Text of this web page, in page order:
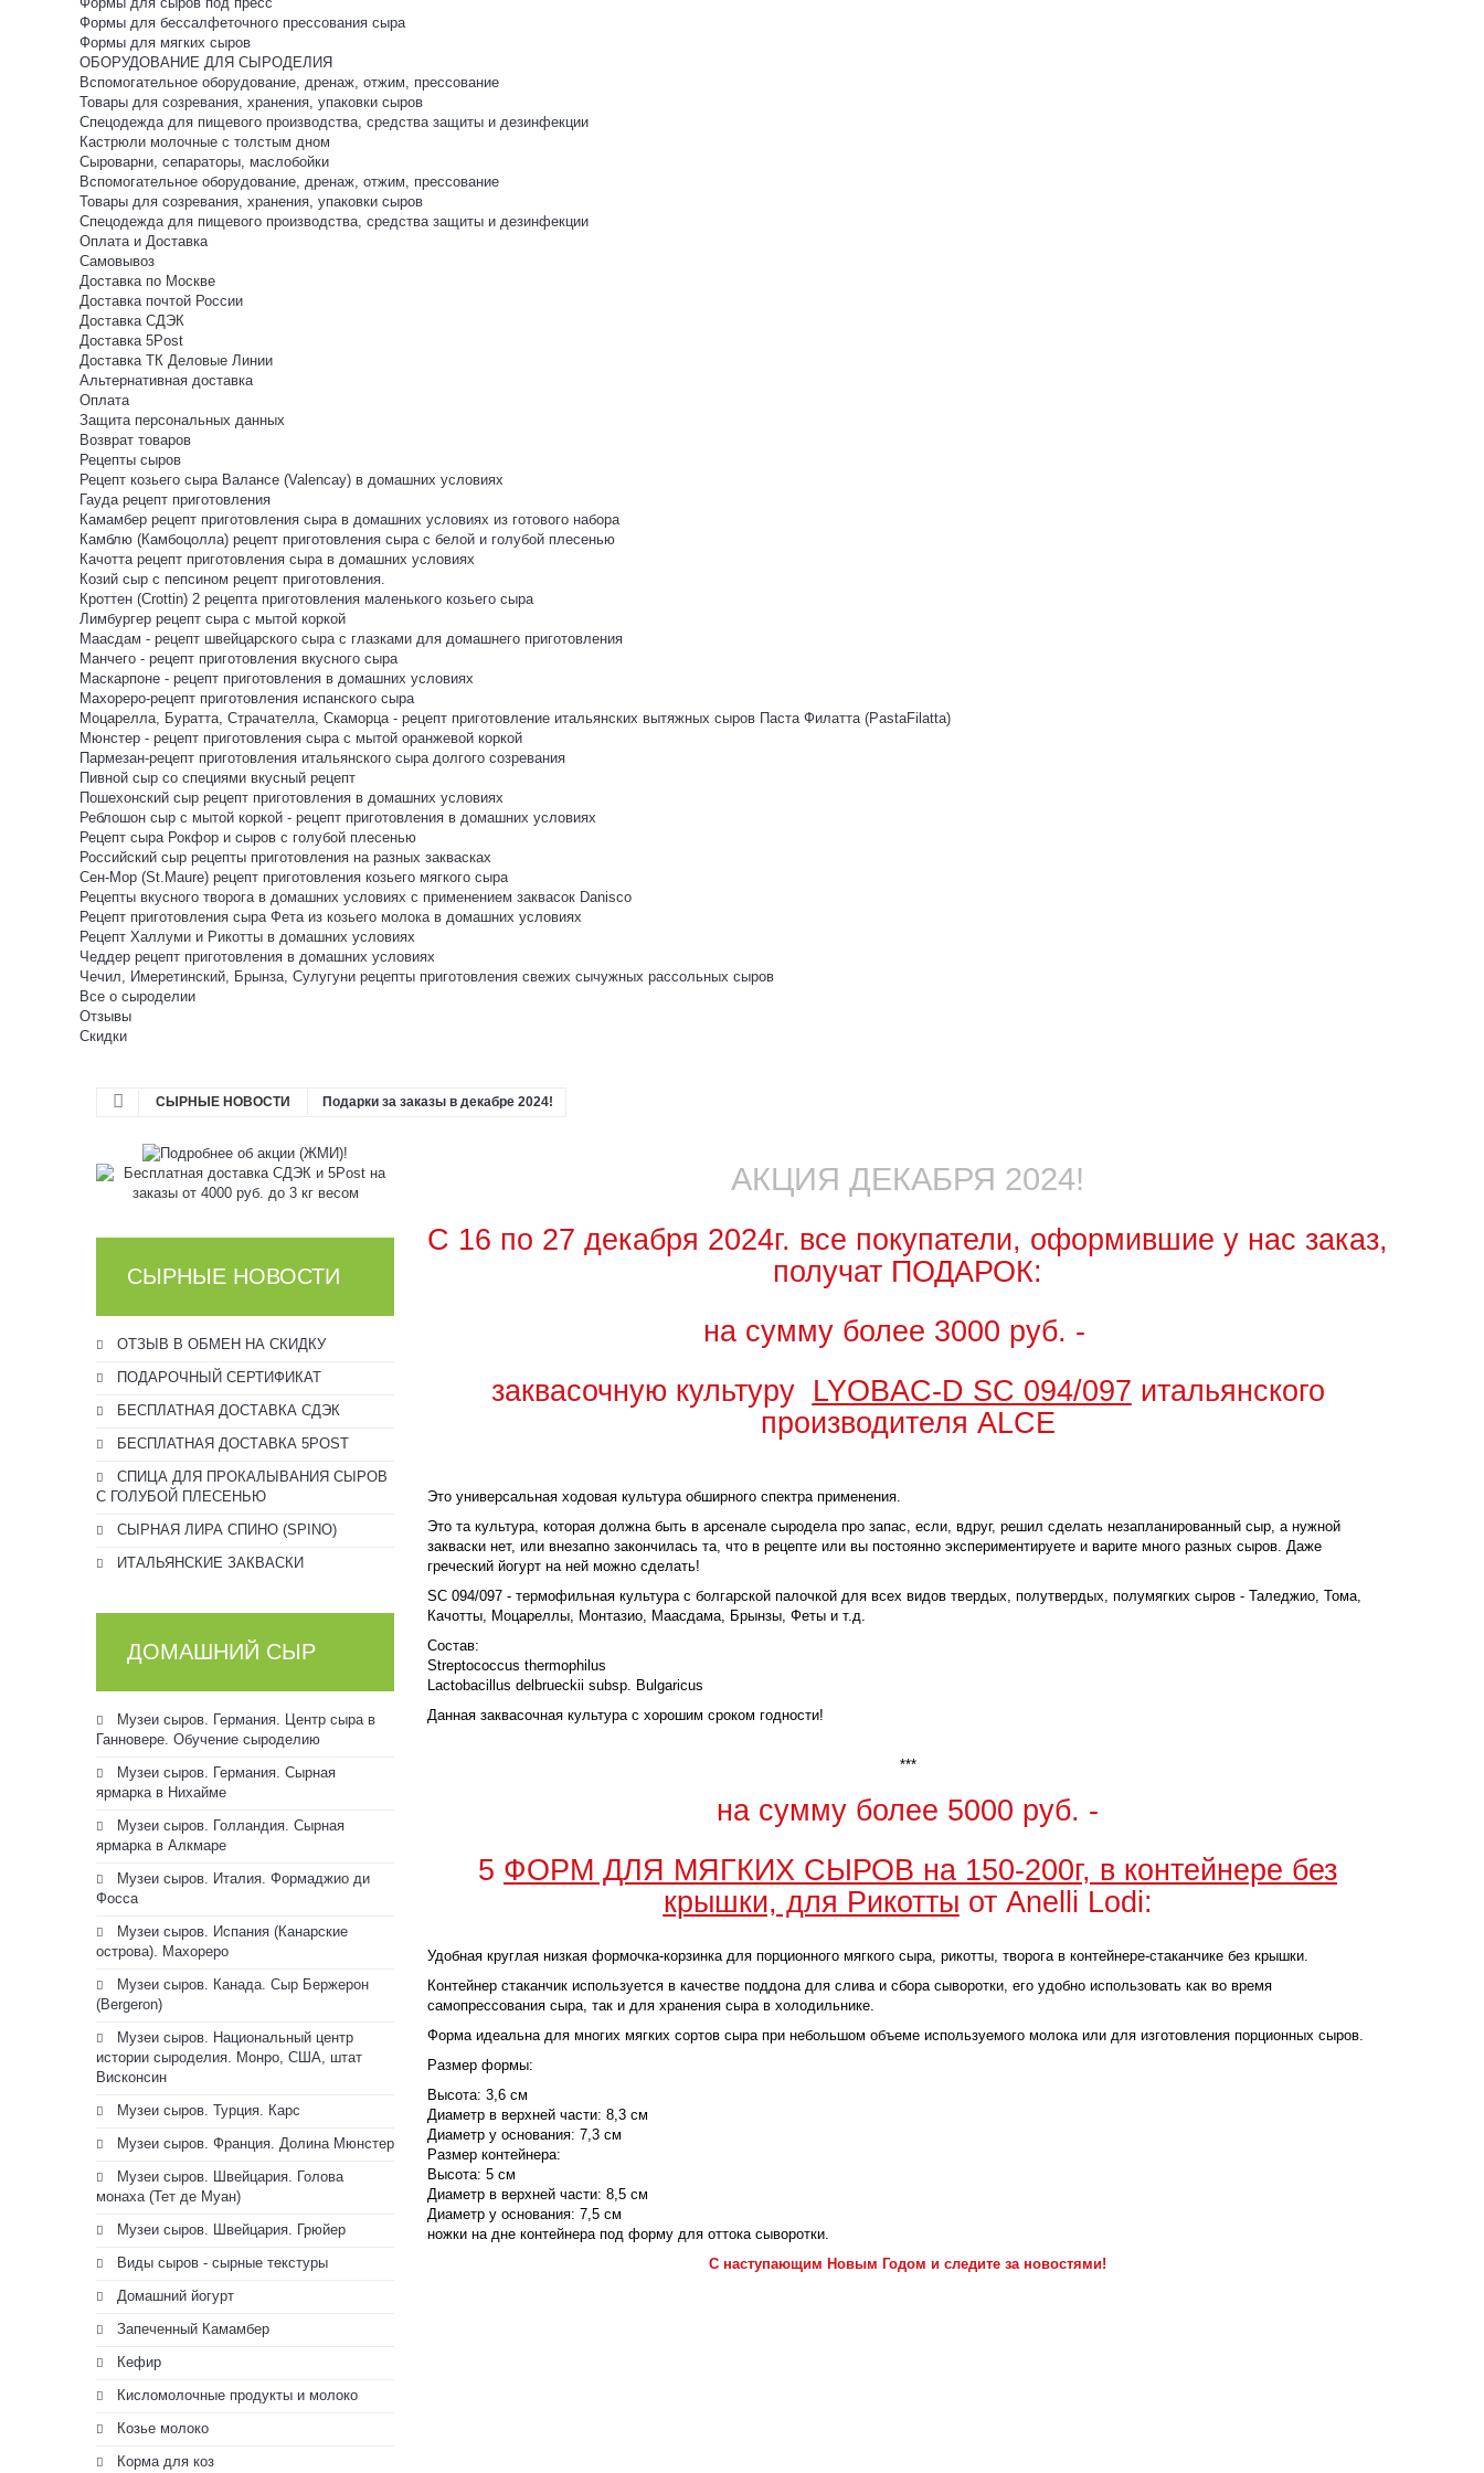
Формы для бессалфеточного прессования сыра
Формы для мягких сыров
ОБОРУДОВАНИЕ ДЛЯ СЫРОДЕЛИЯ
Вспомогательное оборудование, дренаж, отжим, прессование
Товары для созревания, хранения, упаковки сыров
Спецодежда для пищевого производства, средства защиты и дезинфекции
Кастрюли молочные с толстым дном
Сыроварни, сепараторы, маслобойки
Вспомогательное оборудование, дренаж, отжим, прессование
Товары для созревания, хранения, упаковки сыров
Спецодежда для пищевого производства, средства защиты и дезинфекции
Оплата и Доставка
Самовывоз
Доставка по Москве
Доставка почтой России
Доставка СДЭК
Доставка 5Post
Доставка ТК Деловые Линии
Альтернативная доставка
Оплата
Защита персональных данных
Возврат товаров
Рецепты сыров
Рецепт козьего сыра Валансе (Valencay) в домашних условиях
Гауда рецепт приготовления
Камамбер рецепт приготовления сыра в домашних условиях из готового набора
Камблю (Камбоцолла) рецепт приготовления сыра с белой и голубой плесенью
Качотта рецепт приготовления сыра в домашних условиях
Козий сыр с пепсином рецепт приготовления.
Кроттен (Crottin) 2 рецепта приготовления маленького козьего сыра
Лимбургер рецепт сыра с мытой коркой
Маасдам - рецепт швейцарского сыра с глазками для домашнего приготовления
Манчего - рецепт приготовления вкусного сыра
Маскарпоне - рецепт приготовления в домашних условиях
Махореро-рецепт приготовления испанского сыра
Моцарелла, Буратта, Страчателла, Скаморца - рецепт приготовление итальянских вытяжных сыров Паста Филатта (PastaFilatta)
Мюнстер - рецепт приготовления сыра с мытой оранжевой коркой
Пармезан-рецепт приготовления итальянского сыра долгого созревания
Пивной сыр со специями вкусный рецепт
Пошехонский сыр рецепт приготовления в домашних условиях
Реблошон сыр с мытой коркой - рецепт приготовления в домашних условиях
Рецепт сыра Рокфор и сыров с голубой плесенью
Российский сыр рецепты приготовления на разных заквасках
Сен-Мор (St.Maure) рецепт приготовления козьего мягкого сыра
Рецепты вкусного творога в домашних условиях с применением заквасок Danisco
Рецепт приготовления сыра Фета из козьего молока в домашних условиях
Рецепт Халлуми и Рикотты в домашних условиях
Чеддер рецепт приготовления в домашних условиях
Чечил, Имеретинский, Брынза, Сулугуни рецепты приготовления свежих сычужных рассольных сыров
Все о сыроделии
Отзывы
Скидки
СЫРНЫЕ НОВОСТИ Подарки за заказы в декабре 2024!
СЫРНЫЕ НОВОСТИ
ОТЗЫВ В ОБМЕН НА СКИДКУ
ПОДАРОЧНЫЙ СЕРТИФИКАТ
БЕСПЛАТНАЯ ДОСТАВКА СДЭК
БЕСПЛАТНАЯ ДОСТАВКА 5POST
СПИЦА ДЛЯ ПРОКАЛЫВАНИЯ СЫРОВ
С ГОЛУБОЙ ПЛЕСЕНЬЮ
СЫРНАЯ ЛИРА СПИНО (SPINO)
ИТАЛЬЯНСКИЕ ЗАКВАСКИ
ДОМАШНИЙ СЫР
Музеи сыров. Германия. Центр сыра в
Ганновере. Обучение сыроделию
Музеи сыров. Германия. Сырная
ярмарка в Нихайме
Музеи сыров. Голландия. Сырная
ярмарка в Алкмаре
Музеи сыров. Италия. Формаджио ди
Фосса
Музеи сыров. Испания (Канарские
острова). Махореро
Музеи сыров. Канада. Сыр Бержерон
(Bergeron)
Музеи сыров. Национальный центр
истории сыроделия. Монро, США, штат
Висконсин
Музеи сыров. Турция. Карс
Музеи сыров. Франция. Долина Мюнстер
Музеи сыров. Швейцария. Голова
монаха (Тет де Муан)
Музеи сыров. Швейцария. Грюйер
Виды сыров - сырные текстуры
Домашний йогурт
Запеченный Камамбер
Кефир
Кисломолочные продукты и молоко
Козье молоко
Корма для коз
АКЦИЯ ДЕКАБРЯ 2024!
С 16 по 27 декабря 2024г. все покупатели, оформившие у нас заказ,
получат ПОДАРОК:
на сумму более 3000 руб. -
заквасочную культуру LYOBAC-D SC 094/097 итальянского
производителя ALCE
Это универсальная ходовая культура обширного спектра применения.
Это та культура, которая должна быть в арсенале сыродела про запас, если, вдруг, решил сделать незапланированный сыр, а нужной
закваски нет, или внезапно закончилась та, что в рецепте или вы постоянно экспериментируете и варите много разных сыров. Даже
греческий йогурт на ней можно сделать!
SC 094/097 - термофильная культура с болгарской палочкой для всех видов твердых, полутвердых, полумягких сыров - Таледжио, Тома,
Качотты, Моцареллы, Монтазио, Маасдама, Брынзы, Феты и т.д.
Состав:
Streptococcus thermophilus
Lactobacillus delbrueckii subsp. Bulgaricus
Данная заквасочная культура с хорошим сроком годности!
***
на сумму более 5000 руб. -
5 ФОРМ ДЛЯ МЯГКИХ СЫРОВ на 150-200г, в контейнере без
крышки, для Рикотты от Anelli Lodi:
Удобная круглая низкая формочка-корзинка для порционного мягкого сыра, рикотты, творога в контейнере-стаканчике без крышки.
Контейнер стаканчик используется в качестве поддона для слива и сбора сыворотки, его удобно использовать как во время
самопрессования сыра, так и для хранения сыра в холодильнике.
Форма идеальна для многих мягких сортов сыра при небольшом объеме используемого молока или для изготовления порционных сыров.
Размер формы:
Высота: 3,6 см
Диаметр в верхней части: 8,3 см
Диаметр у основания: 7,3 см
Размер контейнера:
Высота: 5 см
Диаметр в верхней части: 8,5 см
Диаметр у основания: 7,5 см
ножки на дне контейнера под форму для оттока сыворотки.
С наступающим Новым Годом и следите за новостями!